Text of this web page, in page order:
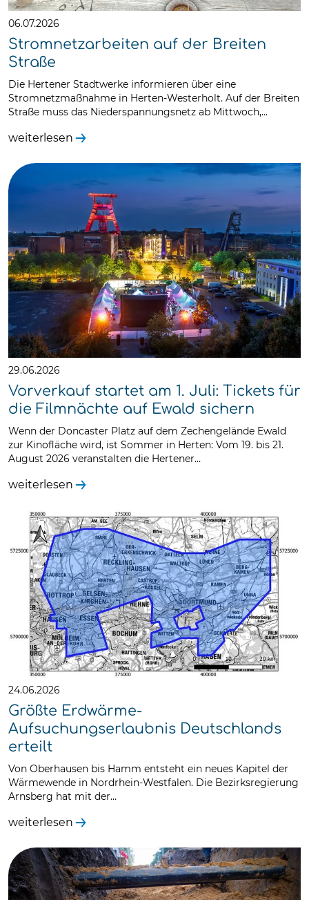
06.07.2026
Stromnetzarbeiten auf der Breiten
Straße
Die Hertener Stadtwerke informieren über eine
Stromnetzmaßnahme in Herten-Westerholt. Auf der Breiten
Straße muss das Niederspannungsnetz ab Mittwoch,…
weiterlesen
29.06.2026
Vorverkauf startet am 1. Juli: Tickets für
die Filmnächte auf Ewald sichern
Wenn der Doncaster Platz auf dem Zechengelände Ewald
zur Kinofläche wird, ist Sommer in Herten: Vom 19. bis 21.
August 2026 veranstalten die Hertener…
weiterlesen
24.06.2026
Größte Erdwärme-
Aufsuchungserlaubnis Deutschlands
erteilt
Von Oberhausen bis Hamm entsteht ein neues Kapitel der
Wärmewende in Nordrhein-Westfalen. Die Bezirksregierung
Arnsberg hat mit der…
weiterlesen